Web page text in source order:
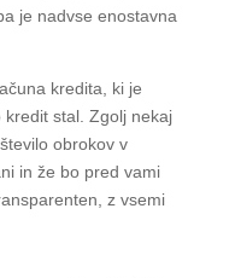
je nadvse enostavna
kredita, ki je
stal. Zgolj nekaj
obrokov v
in že bo pred vami
z vsemi